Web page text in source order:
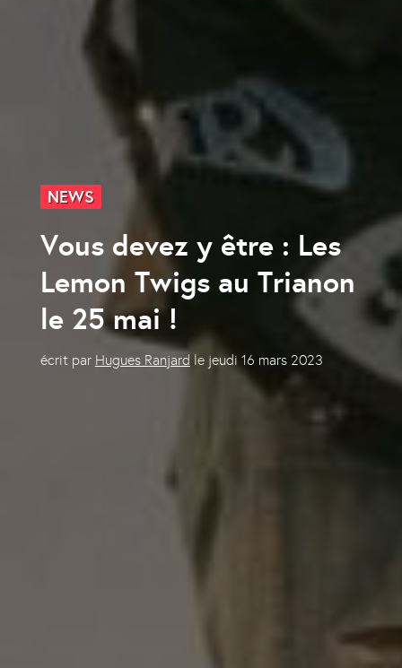
NEWS
Vous devez y être : Les
Lemon Twigs au Trianon
le 25 mai !
écrit par Hugues Ranjard le jeudi 16 mars 2023